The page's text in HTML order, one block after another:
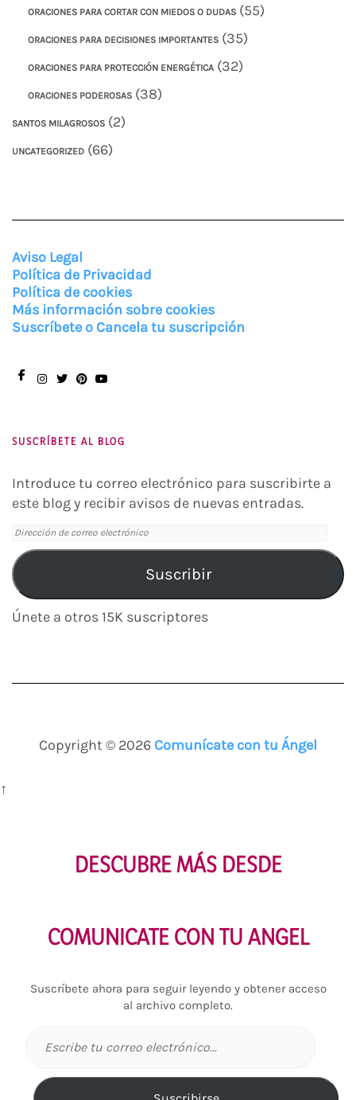
ORACIONES PARA CORTAR CON MIEDOS O DUDAS (55)
ORACIONES PARA DECISIONES IMPORTANTES (35)
ORACIONES PARA PROTECCIÓN ENERGÉTICA (32)
ORACIONES PODEROSAS (38)
SANTOS MILAGROSOS (2)
UNCATEGORIZED (66)
Aviso Legal
Política de Privacidad
Política de cookies
Más información sobre cookies
Suscríbete o Cancela tu suscripción
SUSCRÍBETE AL BLOG
Introduce tu correo electrónico para suscribirte a
este blog y recibir avisos de nuevas entradas.
Dirección
de
correo
electrónico
Suscribir
Únete a otros 15K suscriptores
Copyright © 2026 Comunícate con tu Ángel
↑
DESCUBRE MÁS DESDE
COMUNICATE CON TU ANGEL
Suscríbete ahora para seguir leyendo y obtener acceso
al archivo completo.
correo
electrónico…